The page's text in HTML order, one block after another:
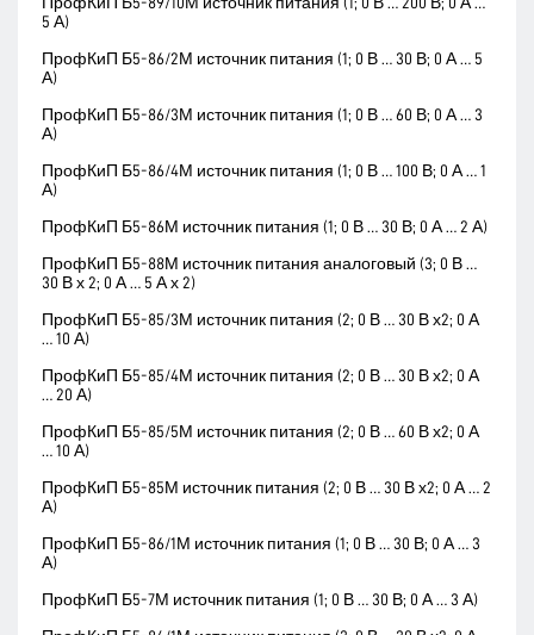
5 А)
ПрофКиП Б5-86/2М источник питания (1; 0 В … 30 В; 0 А … 5
А)
ПрофКиП Б5-86/3М источник питания (1; 0 В … 60 В; 0 А … 3
А)
ПрофКиП Б5-86/4М источник питания (1; 0 В … 100 В; 0 А … 1
А)
ПрофКиП Б5-86М источник питания (1; 0 В … 30 В; 0 А … 2 А)
ПрофКиП Б5-88М источник питания аналоговый (3; 0 В …
30 В х 2; 0 А … 5 А х 2)
ПрофКиП Б5-85/3М источник питания (2; 0 В … 30 В х2; 0 А
… 10 А)
ПрофКиП Б5-85/4М источник питания (2; 0 В … 30 В х2; 0 А
… 20 А)
ПрофКиП Б5-85/5М источник питания (2; 0 В … 60 В х2; 0 А
… 10 А)
ПрофКиП Б5-85М источник питания (2; 0 В … 30 В х2; 0 А … 2
А)
ПрофКиП Б5-86/1М источник питания (1; 0 В … 30 В; 0 А … 3
А)
ПрофКиП Б5-7М источник питания (1; 0 В … 30 В; 0 А … 3 А)